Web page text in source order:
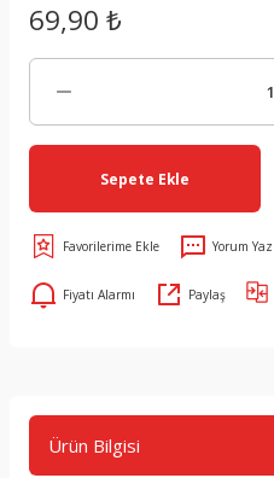
69,90 ₺
Sepete Ekle
Yorum Yaz
Fiyatı Alarmı Paylaş
Ürün Bilgisi